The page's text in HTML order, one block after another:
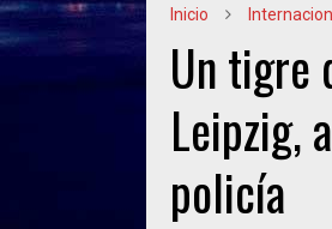
Inicio
Un tigre
Leipzig,
policía